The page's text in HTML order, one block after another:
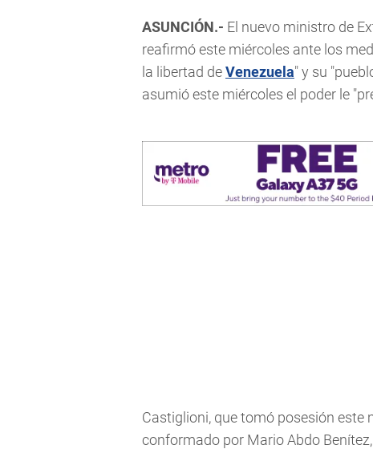
ASUNCIÓN.- El nuevo ministro de
reafirmó este miércoles ante los
la libertad deVenezuela" y su
asumió este miércoles el poder le
Castiglioni, que tomó posesión este
conformado por Mario Abdo